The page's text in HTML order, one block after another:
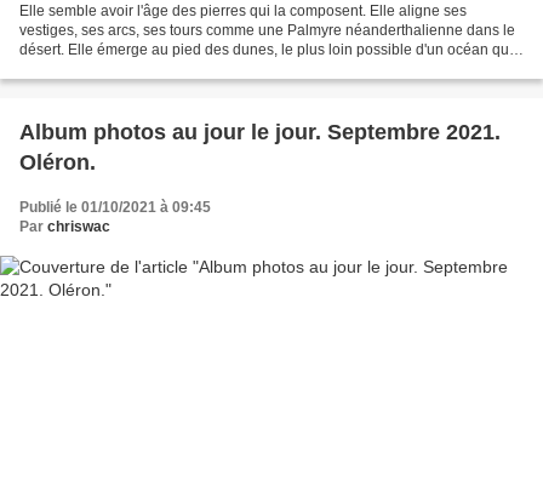
Elle semble avoir l'âge des pierres qui la composent. Elle aligne ses
vestiges, ses arcs, ses tours comme une Palmyre néanderthalienne dans le
désert. Elle émerge au pied des dunes, le plus loin possible d'un océan qui
Album photos au jour le jour. Septembre 2021.
Oléron.
Publié le 01/10/2021 à 09:45
Par chriswac